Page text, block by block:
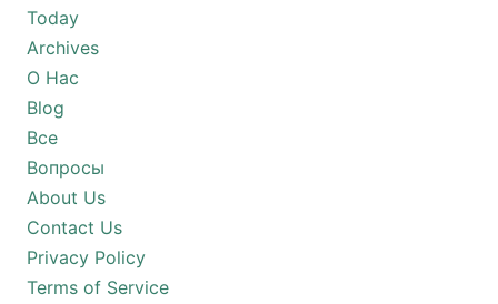
Today
Archives
О Нас
Blog
Все
Вопросы
About Us
Contact Us
Privacy Policy
Terms of Service